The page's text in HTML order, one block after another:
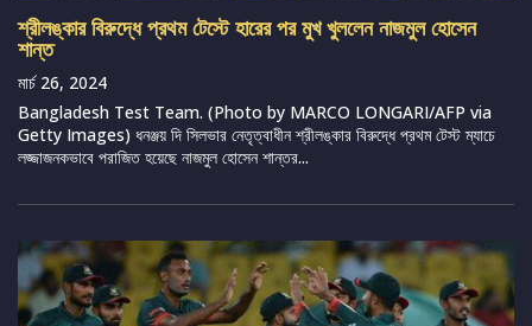
শ্রীলঙ্কার বিরুদ্ধে প্রথম টেস্টে হারের পর মুখ খুললেন নাজমুল হোসেন
শান্ত
মার্চ 26, 2024
Bangladesh Test Team. (Photo by MARCO LONGARI/AFP via
Getty Images) ধনঞ্জয় দি সিলভার নেতৃত্বাধীন শ্রীলঙ্কার বিরুদ্ধে প্রথম টেস্ট ম্যাচে
লজ্জাজনকভাবে পরাজিত হয়েছে নাজমুল হোসেন শান্তর...